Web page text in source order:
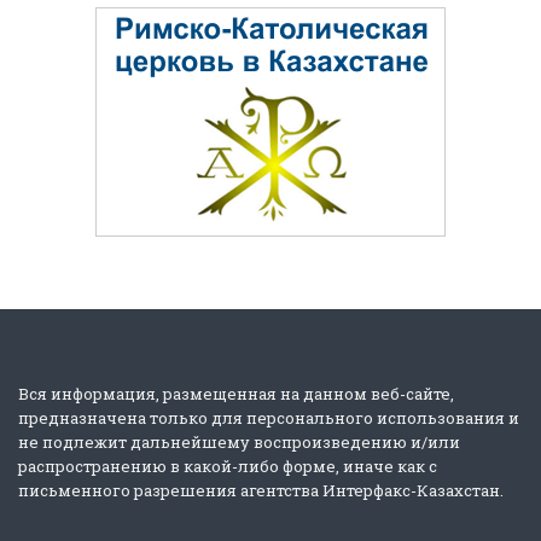
Вся информация, размещенная на данном веб-сайте,
предназначена только для персонального использования и
не подлежит дальнейшему воспроизведению и/или
распространению в какой-либо форме, иначе как с
письменного разрешения агентства Интерфакс-Казахстан.